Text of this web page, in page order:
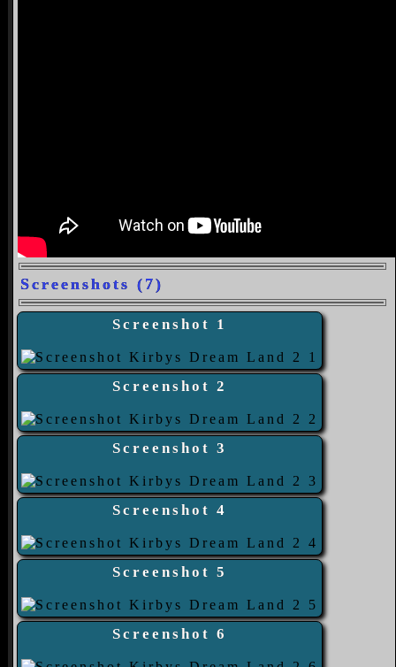
Screenshots (7)
Screenshot 1
Screenshot 2
Screenshot 3
Screenshot 4
Screenshot 5
Screenshot 6